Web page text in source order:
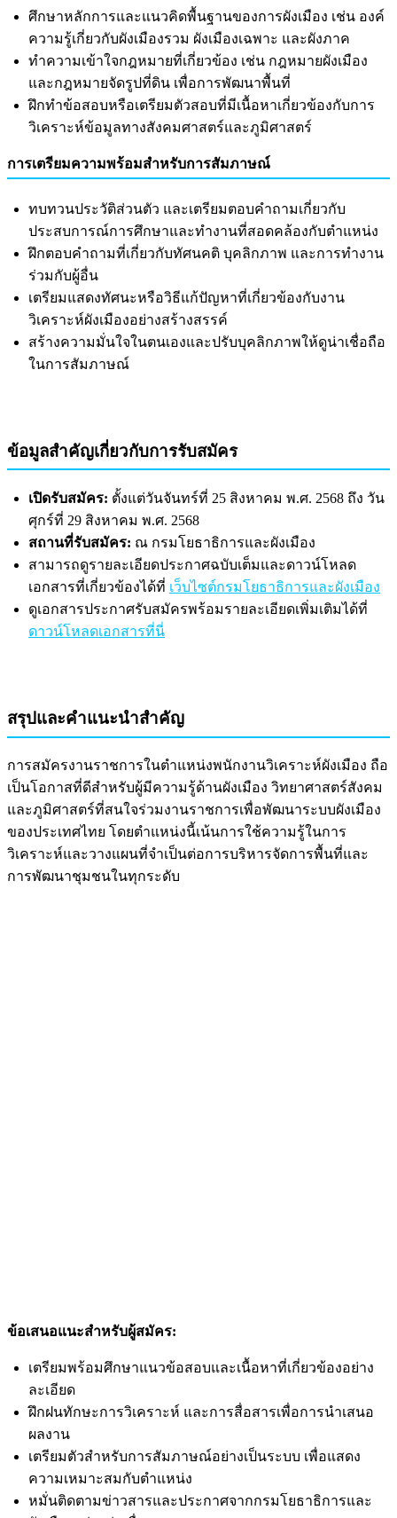
ศึกษาหลักการและแนวคิดพื้นฐานของการผังเมือง เช่น องค์
ความรู้เกี่ยวกับผังเมืองรวม ผังเมืองเฉพาะ และผังภาค
ทำความเข้าใจกฎหมายที่เกี่ยวข้อง เช่น กฎหมายผังเมือง
และกฎหมายจัดรูปที่ดิน เพื่อการพัฒนาพื้นที่
ฝึกทำข้อสอบหรือเตรียมตัวสอบที่มีเนื้อหาเกี่ยวข้องกับการ
วิเคราะห์ข้อมูลทางสังคมศาสตร์และภูมิศาสตร์
การเตรียมความพร้อมสำหรับการสัมภาษณ์
ทบทวนประวัติส่วนตัว และเตรียมตอบคำถามเกี่ยวกับ
ประสบการณ์การศึกษาและทำงานที่สอดคล้องกับตำแหน่ง
ฝึกตอบคำถามที่เกี่ยวกับทัศนคติ บุคลิกภาพ และการทำงาน
ร่วมกับผู้อื่น
เตรียมแสดงทัศนะหรือวิธีแก้ปัญหาที่เกี่ยวข้องกับงาน
วิเคราะห์ผังเมืองอย่างสร้างสรรค์
สร้างความมั่นใจในตนเองและปรับบุคลิกภาพให้ดูน่าเชื่อถือ
ในการสัมภาษณ์
ข้อมูลสำคัญเกี่ยวกับการรับสมัคร
เปิดรับสมัคร: ตั้งแต่วันจันทร์ที่ 25 สิงหาคม พ.ศ. 2568 ถึง วัน
ศุกร์ที่ 29 สิงหาคม พ.ศ. 2568
สถานที่รับสมัคร: ณ กรมโยธาธิการและผังเมือง
สามารถดูรายละเอียดประกาศฉบับเต็มและดาวน์โหลด
เอกสารที่เกี่ยวข้องได้ที่ เว็บไซต์กรมโยธาธิการและผังเมือง
ดูเอกสารประกาศรับสมัครพร้อมรายละเอียดเพิ่มเติมได้ที่
ดาวน์โหลดเอกสารที่นี่
สรุปและคำแนะนำสำคัญ
การสมัครงานราชการในตำแหน่งพนักงานวิเคราะห์ผังเมือง ถือ
เป็นโอกาสที่ดีสำหรับผู้มีความรู้ด้านผังเมือง วิทยาศาสตร์สังคม
และภูมิศาสตร์ที่สนใจร่วมงานราชการเพื่อพัฒนาระบบผังเมือง
ของประเทศไทย โดยตำแหน่งนี้เน้นการใช้ความรู้ในการ
วิเคราะห์และวางแผนที่จำเป็นต่อการบริหารจัดการพื้นที่และ
การพัฒนาชุมชนในทุกระดับ
ข้อเสนอแนะสำหรับผู้สมัคร:
เตรียมพร้อมศึกษาแนวข้อสอบและเนื้อหาที่เกี่ยวข้องอย่าง
ละเอียด
ฝึกฝนทักษะการวิเคราะห์ และการสื่อสารเพื่อการนำเสนอ
ผลงาน
เตรียมตัวสำหรับการสัมภาษณ์อย่างเป็นระบบ เพื่อแสดง
ความเหมาะสมกับตำแหน่ง
หมั่นติดตามข่าวสารและประกาศจากกรมโยธาธิการและ